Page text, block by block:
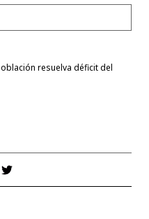
resuelva déficit del